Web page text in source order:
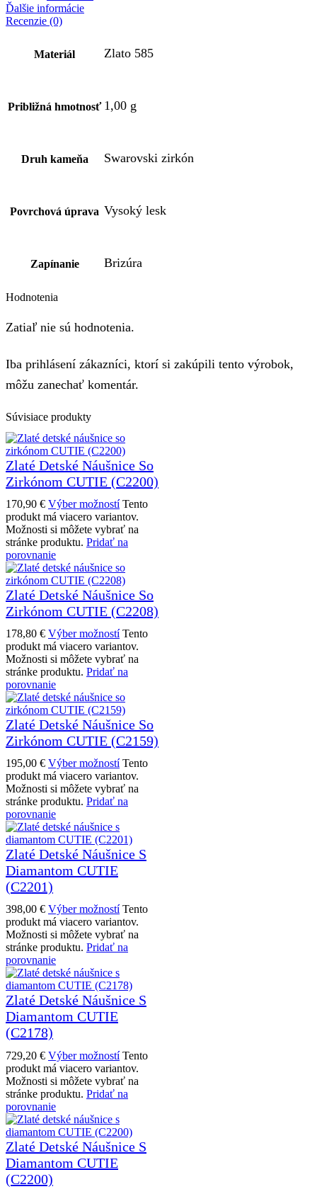
Ďalšie informácie
Recenzie (0)
Materiál Zlato 585
Približná hmotnosť 1,00 g
Druh kameňa Swarovski zirkón
Povrchová úprava Vysoký lesk
Zapínanie Brizúra
Hodnotenia
Zatiaľ nie sú hodnotenia.
Iba prihlásení zákazníci, ktorí si zakúpili tento výrobok,
môžu zanechať komentár.
Súvisiace produkty
Zlaté Detské Náušnice So
Zirkónom CUTIE (C2200)
170,90 € Výber možností Tento
produkt má viacero variantov.
Možnosti si môžete vybrať na
stránke produktu. Pridať na
porovnanie
Zlaté Detské Náušnice So
Zirkónom CUTIE (C2208)
178,80 € Výber možností Tento
produkt má viacero variantov.
Možnosti si môžete vybrať na
stránke produktu. Pridať na
porovnanie
Zlaté Detské Náušnice So
Zirkónom CUTIE (C2159)
195,00 € Výber možností Tento
produkt má viacero variantov.
Možnosti si môžete vybrať na
stránke produktu. Pridať na
porovnanie
Zlaté Detské Náušnice S
Diamantom CUTIE
(C2201)
398,00 € Výber možností Tento
produkt má viacero variantov.
Možnosti si môžete vybrať na
stránke produktu. Pridať na
porovnanie
Zlaté Detské Náušnice S
Diamantom CUTIE
(C2178)
729,20 € Výber možností Tento
produkt má viacero variantov.
Možnosti si môžete vybrať na
stránke produktu. Pridať na
porovnanie
Zlaté Detské Náušnice S
Diamantom CUTIE
(C2200)